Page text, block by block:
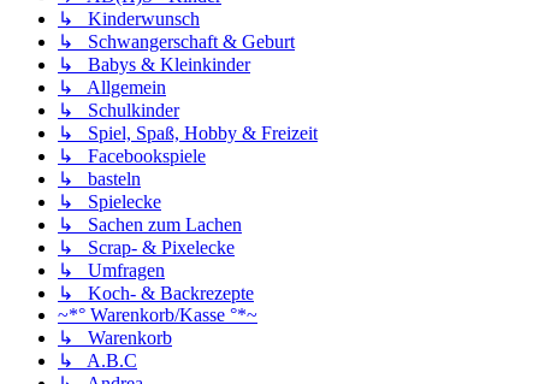
↳ Kinderwunsch
↳ Schwangerschaft & Geburt
↳ Babys & Kleinkinder
↳ Allgemein
↳ Schulkinder
↳ Spiel, Spaß, Hobby & Freizeit
↳ Facebookspiele
↳ basteln
↳ Spielecke
↳ Sachen zum Lachen
↳ Scrap- & Pixelecke
↳ Umfragen
↳ Koch- & Backrezepte
~*° Warenkorb/Kasse °*~
↳ Warenkorb
↳ A.B.C